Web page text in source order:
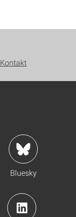
Kontakt
Bluesky